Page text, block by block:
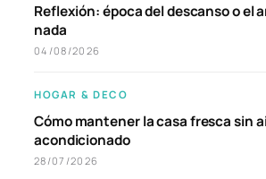
Reflexión: época del descanso o el
nada
04/08/2026
HOGAR & DECO
Cómo mantener la casa fresca sin
acondicionado
28/07/2026